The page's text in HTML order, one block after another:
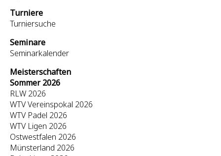
Turniere
Turniersuche
Seminare
Seminarkalender
Meisterschaften
Sommer 2026
RLW 2026
WTV Vereinspokal 2026
WTV Padel 2026
WTV Ligen 2026
Ostwestfalen 2026
Münsterland 2026